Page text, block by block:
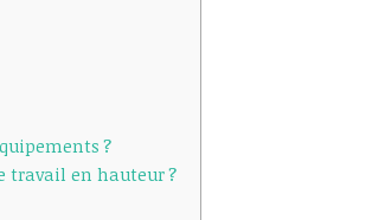
?
travail en hauteur ?